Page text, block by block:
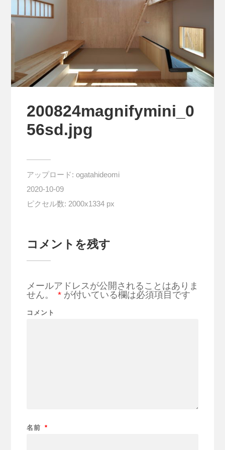
200824magnifymini_0
56sd.jpg
アップロード: ogatahideomi
2020-10-09
ピクセル数: 2000x1334 px
コメントを残す
メールアドレスが公開されることはありま
せん。
*が付いている欄は必須項目です
コメント
名前 *